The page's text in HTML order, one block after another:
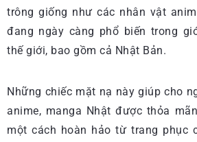
trông giống như các nhân vật
đang ngày càng phổ biến trong
thế giới, bao gồm cả Nhật Bản.
Những chiếc mặt nạ này giúp cho
anime, manga Nhật được thỏa
một cách hoàn hảo từ trang phục